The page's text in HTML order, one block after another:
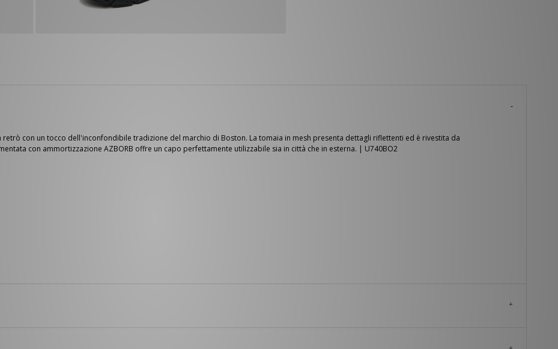
retrò con un tocco dell'inconfondibile tradizione del marchio di Boston. La tomaia in mesh presenta dettagli riflettenti ed è rivestita da
con ammortizzazione AZBORB offre un capo perfettamente utilizzabile sia in città che in esterna. | U740BO2